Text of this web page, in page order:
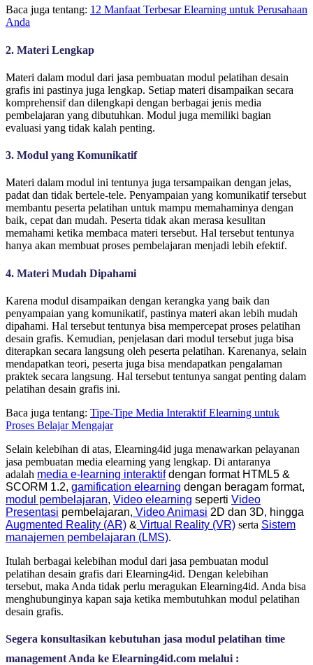
Baca juga tentang: 12 Manfaat Terbesar Elearning untuk Perusahaan
Anda
2. Materi Lengkap
Materi dalam modul dari jasa pembuatan modul pelatihan desain
grafis ini pastinya juga lengkap. Setiap materi disampaikan secara
komprehensif dan dilengkapi dengan berbagai jenis media
pembelajaran yang dibutuhkan. Modul juga memiliki bagian
evaluasi yang tidak kalah penting.
3. Modul yang Komunikatif
Materi dalam modul ini tentunya juga tersampaikan dengan jelas,
padat dan tidak bertele-tele. Penyampaian yang komunikatif tersebut
membantu peserta pelatihan untuk mampu memahaminya dengan
baik, cepat dan mudah. Peserta tidak akan merasa kesulitan
memahami ketika membaca materi tersebut. Hal tersebut tentunya
hanya akan membuat proses pembelajaran menjadi lebih efektif.
4. Materi Mudah Dipahami
Karena modul disampaikan dengan kerangka yang baik dan
penyampaian yang komunikatif, pastinya materi akan lebih mudah
dipahami. Hal tersebut tentunya bisa mempercepat proses pelatihan
desain grafis. Kemudian, penjelasan dari modul tersebut juga bisa
diterapkan secara langsung oleh peserta pelatihan. Karenanya, selain
mendapatkan teori, peserta juga bisa mendapatkan pengalaman
praktek secara langsung. Hal tersebut tentunya sangat penting dalam
pelatihan desain grafis ini.
Baca juga tentang: Tipe-Tipe Media Interaktif Elearning untuk
Proses Belajar Mengajar
Selain kelebihan di atas, Elearning4id juga menawarkan pelayanan
jasa pembuatan media elearning yang lengkap. Di antaranya
adalah media e-learning interaktifdengan format HTML5 &
SCORM 1.2, gamification elearning dengan beragam format,
modul pembelajaran, Video elearning seperti Video
Presentasi pembelajaran, Video Animasi 2D dan 3D, hingga
Augmented Reality (AR) & Virtual Reality (VR) serta Sistem
manajemen pembelajaran (LMS).
Itulah berbagai kelebihan modul dari jasa pembuatan modul
pelatihan desain grafis dari Elearning4id. Dengan kelebihan
tersebut, maka Anda tidak perlu meragukan Elearning4id. Anda bisa
menghubunginya kapan saja ketika membutuhkan modul pelatihan
desain grafis.
Segera konsultasikan kebutuhan jasa modul pelatihan time
management Anda ke Elearning4id.com melalui :